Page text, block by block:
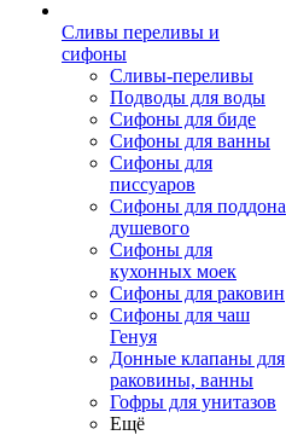
Сливы переливы и
сифоны
Сливы-переливы
Подводы для воды
Сифоны для биде
Сифоны для ванны
Сифоны для
писсуаров
Сифоны для поддона
душевого
Сифоны для
кухонных моек
Сифоны для раковин
Сифоны для чаш
Генуя
Донные клапаны для
раковины, ванны
Гофры для унитазов
Ещё